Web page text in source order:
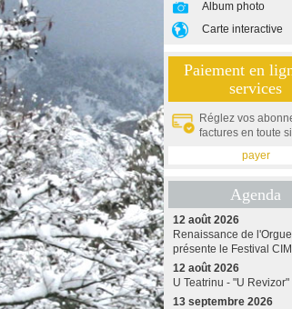
Album photo
Carte interactive
Paiement en
services
Réglez vos
factures en toute
payer
Agenda
12 août 2026
Renaissance de
présente le Festival
12 août 2026
U Teatrinu - "U Revizor"
13 septembre 2026